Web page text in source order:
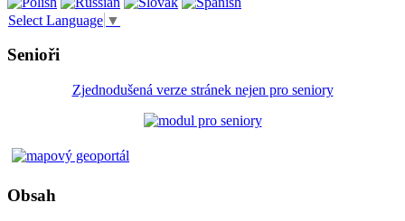
Select Language ▼
Senioři
Zjednodušená verze stránek nejen pro seniory
Obsah